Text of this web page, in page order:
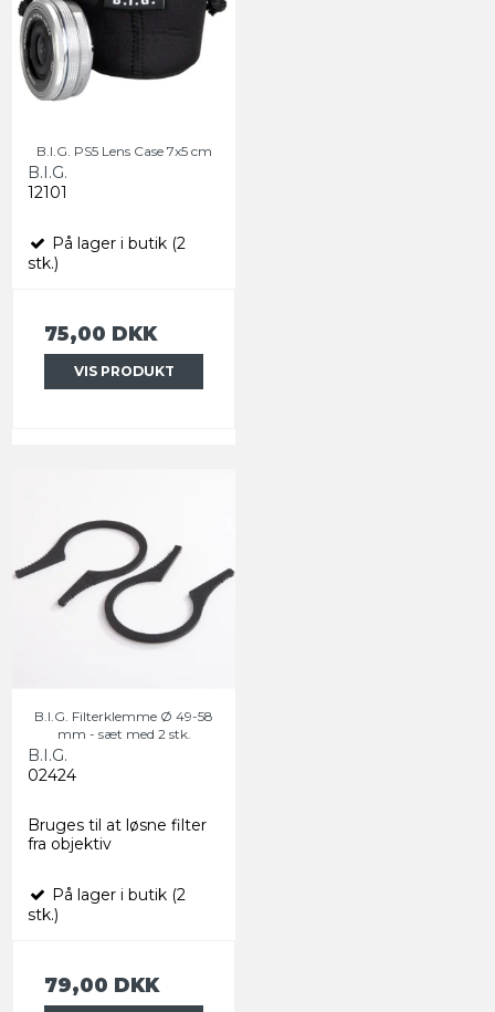
B.I.G. PS5 Lens Case 7x5 cm
B.I.G.
12101
På lager i butik (2
stk.)
75,00 DKK
VIS PRODUKT
B.I.G. Filterklemme Ø 49-58
mm - sæt med 2 stk.
B.I.G.
02424
Bruges til at løsne filter
fra objektiv
På lager i butik (2
stk.)
79,00 DKK